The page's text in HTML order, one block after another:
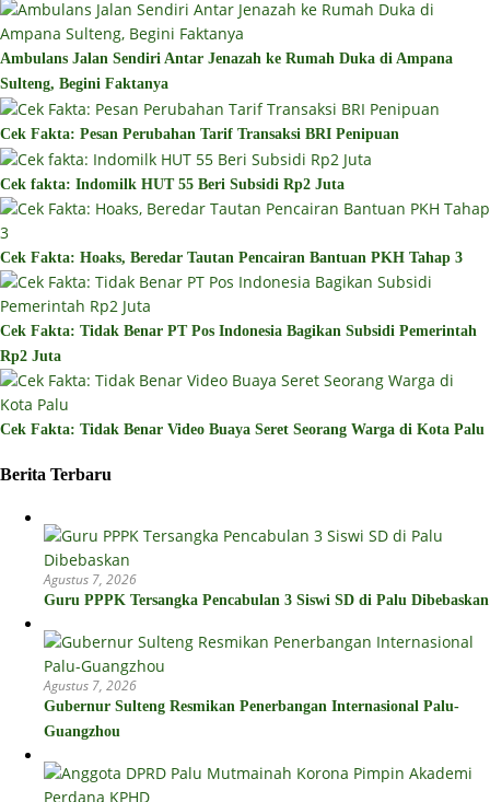
Ambulans Jalan Sendiri Antar Jenazah ke Rumah Duka di Ampana
Sulteng, Begini Faktanya
Cek Fakta: Pesan Perubahan Tarif Transaksi BRI Penipuan
Cek fakta: Indomilk HUT 55 Beri Subsidi Rp2 Juta
Cek Fakta: Hoaks, Beredar Tautan Pencairan Bantuan PKH Tahap 3
Cek Fakta: Tidak Benar PT Pos Indonesia Bagikan Subsidi Pemerintah
Rp2 Juta
Cek Fakta: Tidak Benar Video Buaya Seret Seorang Warga di Kota Palu
Berita Terbaru
Agustus 7, 2026
Guru PPPK Tersangka Pencabulan 3 Siswi SD di Palu Dibebaskan
Agustus 7, 2026
Gubernur Sulteng Resmikan Penerbangan Internasional Palu-
Guangzhou